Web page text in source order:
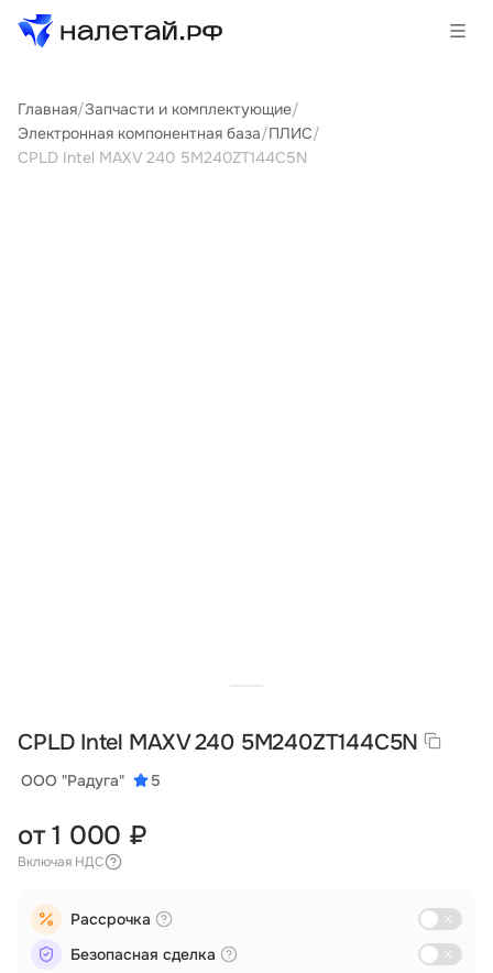
Товары
Главная/Запчасти и комплектующие/
Электронная компонентная база/ПЛИС/
CPLD Intel MAX V 240 5M240ZT144C5N
CPLD Intel MAX V 240 5M240ZT144C5N
ООО "Радуга" 5
от 1 000 ₽
Включая НДС
Рассрочка
Безопасная сделка